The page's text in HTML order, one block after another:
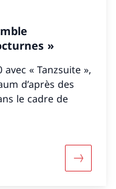
»
« Tanzsuite »,
d’après des
le cadre de